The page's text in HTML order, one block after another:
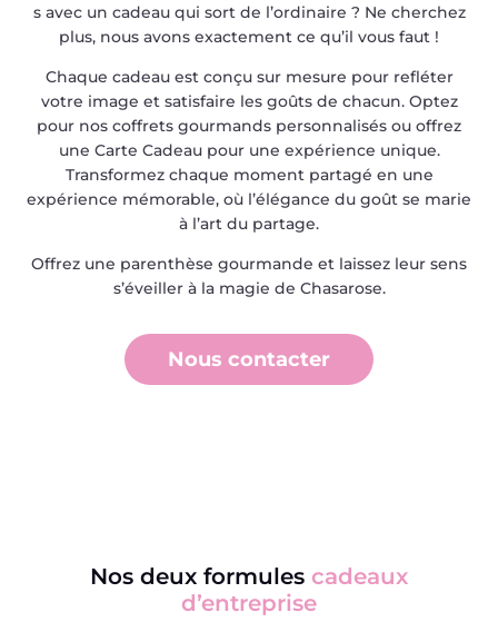
s avec un cadeau qui sort de l’ordinaire ? Ne cherchez
plus, nous avons exactement ce qu’il vous faut !
Chaque cadeau est conçu sur mesure pour refléter
votre image et satisfaire les goûts de chacun. Optez
pour nos coffrets gourmands personnalisés ou offrez
une Carte Cadeau pour une expérience unique.
Transformez chaque moment partagé en une
expérience mémorable, où l’élégance du goût se marie
à l’art du partage.
Offrez une parenthèse gourmande et laissez leur sens
s’éveiller à la magie de Chasarose.
Nous contacter
Nos deux formules cadeaux
d’entreprise